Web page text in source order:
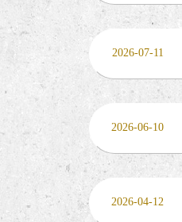
2026-07-11
2026-06-10
2026-04-12